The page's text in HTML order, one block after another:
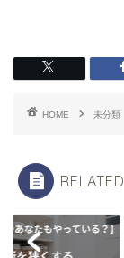
HOME 未分類